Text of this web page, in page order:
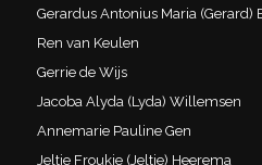
Gerardus Antonius Maria (Gerard)
Ren van Keulen
Gerrie de Wijs
Jacoba Alyda (Lyda) Willemsen
Annemarie Pauline Gen
Jeltje Froukje (Jeltje) Heerema